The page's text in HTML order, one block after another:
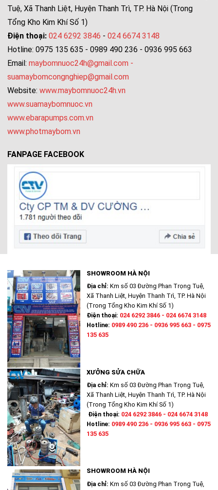
Tuệ, Xã Thanh Liệt, Huyện Thanh Trì, TP. Hà Nội (Trong
Tổng Kho Kim Khí Số 1)
Điện thoại: 024 6292 3846 - 024 6674 3148
Hotline: 0975 135 635 - 0989 490 236 - 0936 995 663
Email: maybomnuoc24h@gmail.com -
suamaybomcongnghiep@gmail.com
Website: www.maybomnuoc24h.vn
www.suamaybomnuoc.vn
www.ebarapumps.com.vn
www.photmaybom.vn
FANPAGE FACEBOOK
SHOWROOM HÀ NỘI
Địa chỉ: Km số 03 Đường Phan Trọng Tuệ,
Xã Thanh Liệt, Huyện Thanh Trì, TP. Hà Nội
(Trong Tổng Kho Kim Khí Số 1)
Điện thoại: 024 6292 3846 - 024 6674 3148
Hotline: 0989 490 236 - 0936 995 663 - 0975
135 635
XƯỞNG SỬA CHỮA
Địa chỉ: Km số 03 Đường Phan Trọng Tuệ,
Xã Thanh Liệt, Huyện Thanh Trì, TP. Hà Nội
(Trong Tổng Kho Kim Khí Số 1)
Điện thoại: 024 6292 3846 - 024 6674 3148
Hotline: 0989 490 236 - 0936 995 663 - 0975
135 635
SHOWROOM HÀ NỘI
Địa chỉ: Km số 03 Đường Phan Trọng Tuệ,